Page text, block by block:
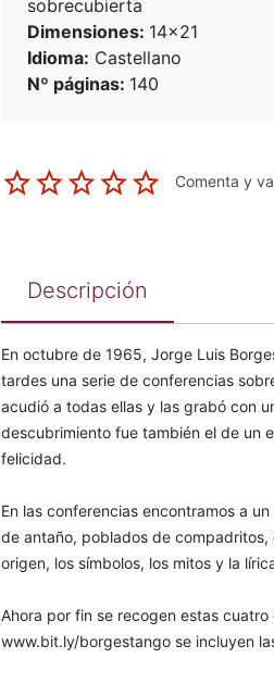
sobrecubierta
Dimensiones: 14x21
Idioma: Castellano
Nº páginas: 140
Comenta y
Descripción
En octubre de 1965, Jorge Luis
tardes una serie de conferencias
acudió a todas ellas y las grabó con
descubrimiento fue también el de un
felicidad.
En las conferencias encontramos a
de antaño, poblados de
origen, los símbolos, los mitos y la
Ahora por fin se recogen estas
www.bit.ly/borgestango se incluyen